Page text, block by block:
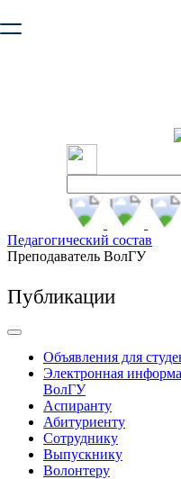
безопасную работу с
Педагогический состав
Преподаватель ВолГУ
Публикации
Объявления для
Электронная
ВолГУ
Аспиранту
Абитуриенту
Сотруднику
Выпускнику
Волонтеру